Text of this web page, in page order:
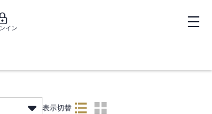
イン
表示切替